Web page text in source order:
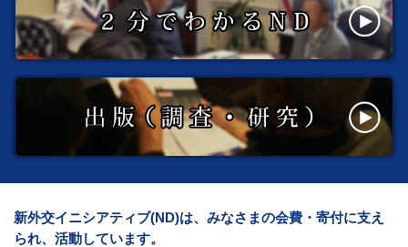
新外交イニシアティブ(ND)は、みなさまの会費・寄付に支え
られ、活動しています。